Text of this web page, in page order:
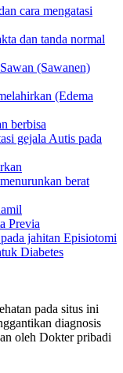
cara mengatasi
dan tanda normal
(Sawanen)
(Edema
berbisa
gejala Autis pada
berat
Previa
jahitan Episiotomi
Diabetes
pada situs ini
diagnosis
oleh Dokter pribadi